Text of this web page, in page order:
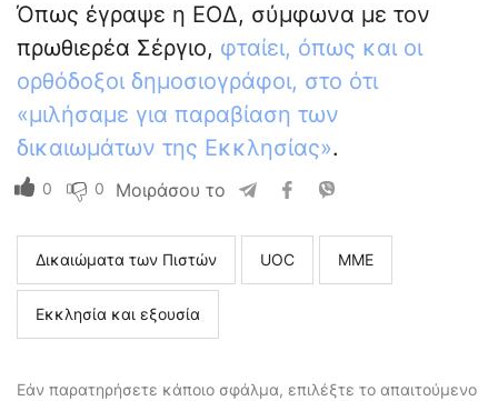
Όπως έγραψε η ΕΟΔ, σύμφωνα με τον
πρωθιερέα Σέργιο, φταίει, όπως και οι
ορθόδοξοι δημοσιογράφοι, στο ότι
«μιλήσαμε για παραβίαση των
δικαιωμάτων της Εκκλησίας».
0 0 Μοιράσου το
Δικαιώματα των Πιστών UOC ΜΜΕ
Εκκλησία και εξουσία
Εάν παρατηρήσετε κάποιο σφάλμα, επιλέξτε το απαιτούμενο